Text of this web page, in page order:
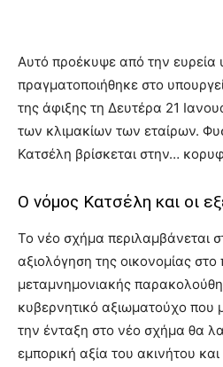
Αυτό προέκυψε από την ευρεία
πραγματοποιήθηκε στο
της άφιξης τη Δευτέρα 21
των κλιμακίων των εταίρων.
Κατσέλη βρίσκεται στην…
Ο νόμος Κατσέλη και οι
Το νέο σχήμα περιλαμβάνεται
αξιολόγηση της οικονομίας στο
μεταμνημονιακής
κυβερνητικό αξιωματούχο που
την ένταξη στο νέο σχήμα θα
εμπορική αξία του ακινήτου και